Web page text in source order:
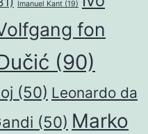
Imanuel Kant (19)
fon
(90)
(50) Leonardo da
(50) Marko